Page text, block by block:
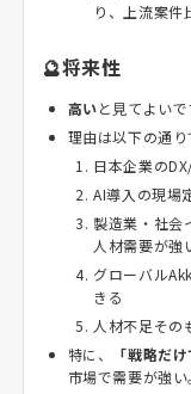
り、上流案件
🔮将来性
高いと見てよいで
理由は以下の通り
日本企業の
AI導入の現場
製造業・社会
人材需要が強
グローバル
きる
人材不足その
特に、
「戦略だ
市場で需要が強い